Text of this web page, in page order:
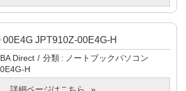
JPT910Z-00E4G-H
Direct 分類
ノートブックパソコン
H